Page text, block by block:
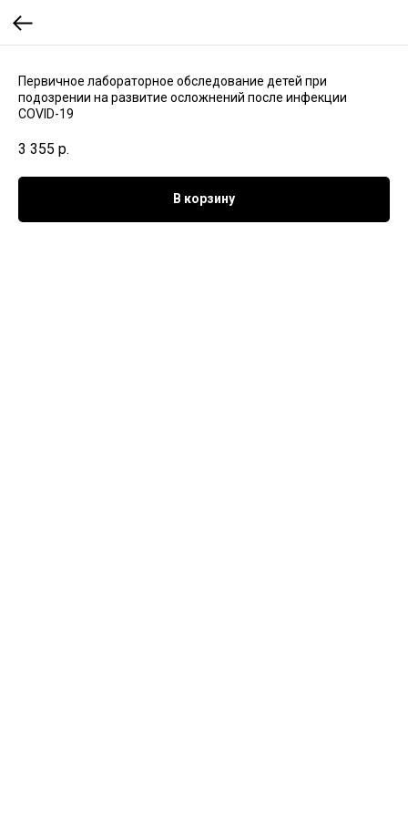
Первичное лабораторное обследование детей при
подозрении на развитие осложнений после инфекции
COVID-19
3 355 р.
В корзину